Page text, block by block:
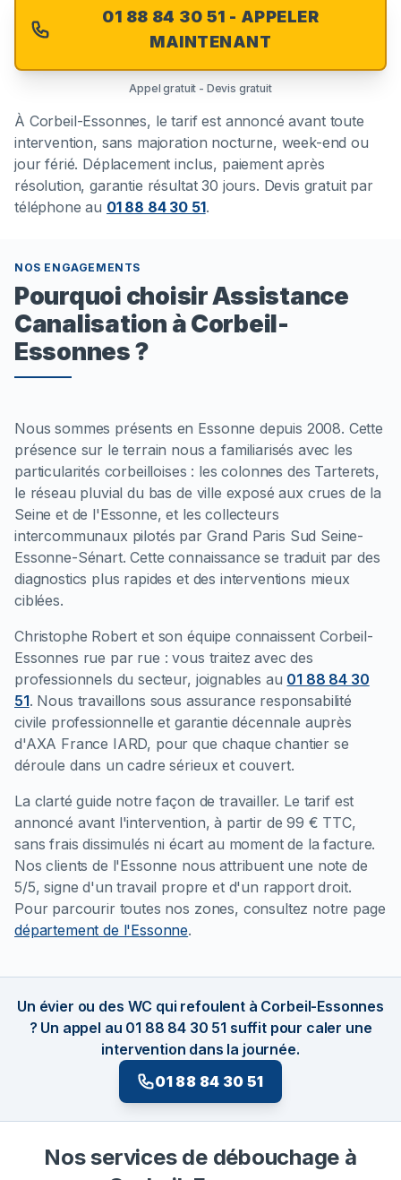
01 88 84 30 51 - APPELER
MAINTENANT
Appel gratuit - Devis gratuit
À Corbeil-Essonnes, le tarif est annoncé avant toute
intervention, sans majoration nocturne, week-end ou
jour férié. Déplacement inclus, paiement après
résolution, garantie résultat 30 jours. Devis gratuit par
téléphone au 01 88 84 30 51.
NOS ENGAGEMENTS
Pourquoi choisir Assistance
Canalisation à Corbeil-
Essonnes ?
Nous sommes présents en Essonne depuis 2008. Cette
présence sur le terrain nous a familiarisés avec les
particularités corbeilloises : les colonnes des Tarterets,
le réseau pluvial du bas de ville exposé aux crues de la
Seine et de l'Essonne, et les collecteurs
intercommunaux pilotés par Grand Paris Sud Seine-
Essonne-Sénart. Cette connaissance se traduit par des
diagnostics plus rapides et des interventions mieux
ciblées.
Christophe Robert et son équipe connaissent Corbeil-
Essonnes rue par rue : vous traitez avec des
professionnels du secteur, joignables au 01 88 84 30
51. Nous travaillons sous assurance responsabilité
civile professionnelle et garantie décennale auprès
d'AXA France IARD, pour que chaque chantier se
déroule dans un cadre sérieux et couvert.
La clarté guide notre façon de travailler. Le tarif est
annoncé avant l'intervention, à partir de 99 € TTC,
sans frais dissimulés ni écart au moment de la facture.
Nos clients de l'Essonne nous attribuent une note de
5/5, signe d'un travail propre et d'un rapport droit.
Pour parcourir toutes nos zones, consultez notre page
département de l'Essonne.
Un évier ou des WC qui refoulent à Corbeil-Essonnes
? Un appel au 01 88 84 30 51 suffit pour caler une
intervention dans la journée.
01 88 84 30 51
Nos services de débouchage à